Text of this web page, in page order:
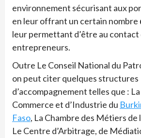
environnement sécurisant aux
en leur offrant un certain nombre
leur permettant d’être au contact
entrepreneurs.
Outre Le Conseil National du
on peut citer quelques structures
d’accompagnement telles que :
Commerce et d’Industrie du
Faso, La Chambre des Métiers de
Le Centre d’Arbitrage, de